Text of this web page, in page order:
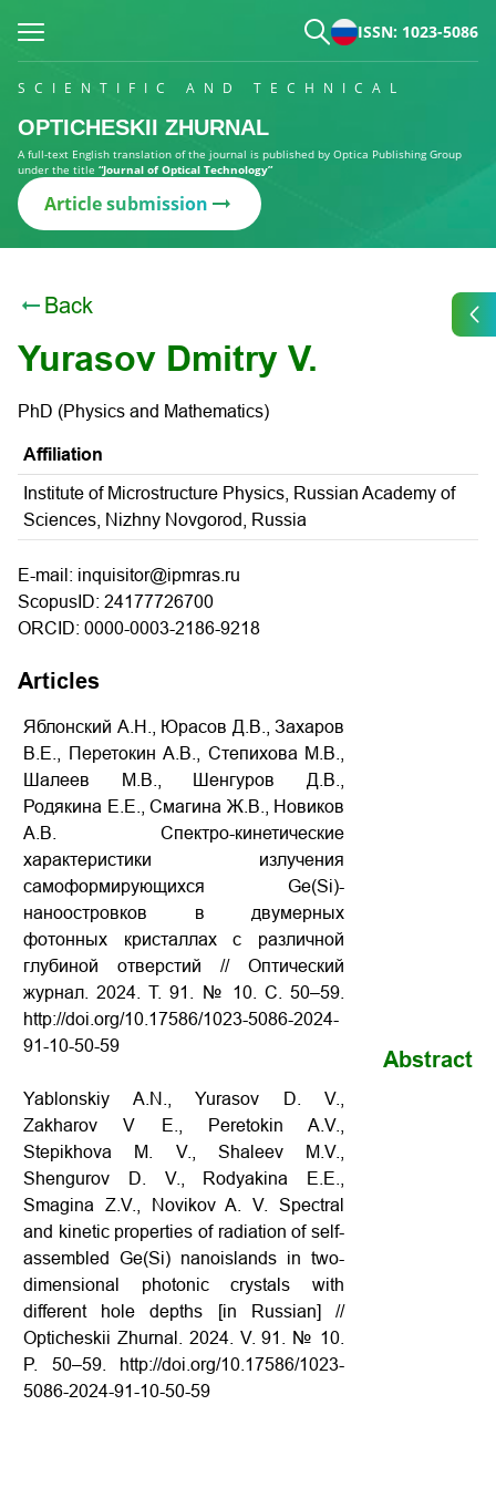
ISSN: 1023-5086
SCIENTIFIC AND TECHNICAL
OPTICHESKII ZHURNAL
A full-text English translation of the journal is published by Optica Publishing Group
under the title “Journal of Optical Technology”
Article submission
Back
Yurasov Dmitry V.
PhD (Physics and Mathematics)
Affiliation
Institute of Microstructure Physics, Russian Academy of
Sciences, Nizhny Novgorod, Russia
E-mail: inquisitor@ipmras.ru
ScopusID: 24177726700
ORCID: 0000-0003-2186-9218
Articles
Яблонский А.Н., Юрасов Д.В., Захаров
В.Е., Перетокин А.В., Степихова М.В.,
Шалеев М.В., Шенгуров Д.В.,
Родякина Е.Е., Смагина Ж.В., Новиков
А.В. Спектро-кинетические
характеристики излучения
самоформирующихся Ge(Si)-
наноостровков в двумерных
фотонных кристаллах с различной
глубиной отверстий // Оптический
журнал. 2024. Т. 91. № 10. С. 50–59.
http://doi.org/10.17586/1023-5086-2024-
91-10-50-59
Yablonskiy A.N., Yurasov D. V.,
Zakharov V E., Peretokin A.V.,
Stepikhova M. V., Shaleev M.V.,
Shengurov D. V., Rodyakina E.E.,
Smagina Z.V., Novikov A. V. Spectral
and kinetic properties of radiation of self-
assembled Ge(Si) nanoislands in two-
dimensional photonic crystals with
different hole depths [in Russian] //
Opticheskii Zhurnal. 2024. V. 91. № 10.
P. 50–59. http://doi.org/10.17586/1023-
5086-2024-91-10-50-59
Abstract